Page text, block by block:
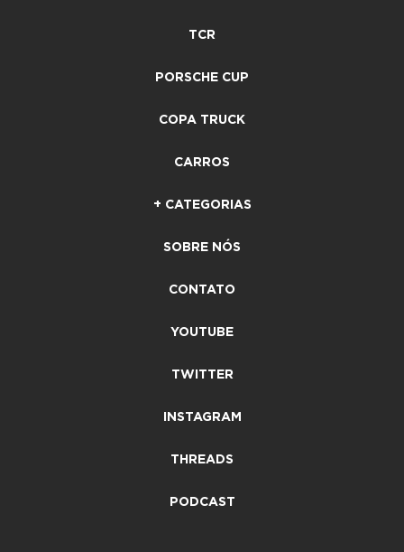
TCR
PORSCHE CUP
COPA TRUCK
CARROS
+ CATEGORIAS
SOBRE NÓS
CONTATO
YOUTUBE
TWITTER
INSTAGRAM
THREADS
PODCAST